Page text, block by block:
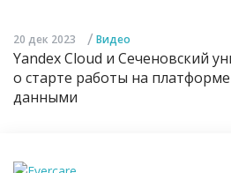
20 дек 2023 / Видео
Yandex Cloud и Сеченовский
о старте работы на
данными